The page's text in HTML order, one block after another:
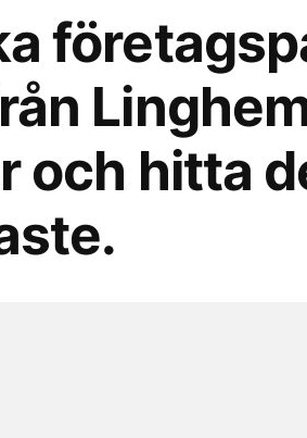
och hitta